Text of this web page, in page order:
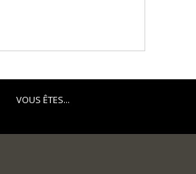
VOUS ÊTES...